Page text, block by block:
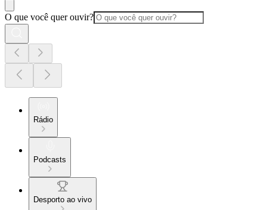
O que você quer ouvir?
Rádio
Podcasts
Desporto ao vivo